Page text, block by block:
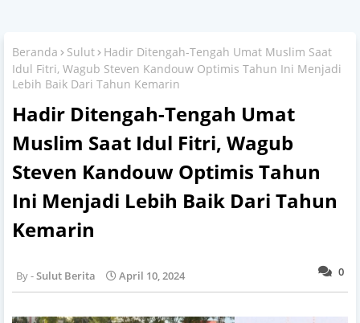
Beranda Sulut
Hadir Ditengah-Tengah Umat Muslim Saat
Idul Fitri, Wagub Steven Kandouw Optimis Tahun Ini Menjadi
Lebih Baik Dari Tahun Kemarin
Hadir Ditengah-Tengah Umat
Muslim Saat Idul Fitri, Wagub
Steven Kandouw Optimis Tahun
Ini Menjadi Lebih Baik Dari Tahun
Kemarin
0
Sulut Berita April 10, 2024